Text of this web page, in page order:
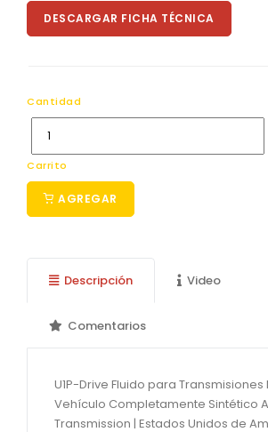
DESCARGAR FICHA TÉCNICA
Cantidad
Carrito
AGREGAR
Descripción Video
Comentarios
U1P-Drive Fluido para Transmisiones
Vehículo Completamente Sintético
Transmission | Estados Unidos de